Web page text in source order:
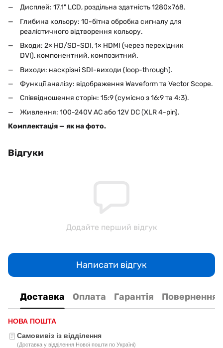
Дисплей: 17.1" LCD, роздільна здатність 1280x768.
Глибина кольору: 10-бітна обробка сигналу для
реалістичного відтворення кольору.
Входи: 2× HD/SD-SDI, 1× HDMI (через перехідник
DVI), компонентний, композитний.
Виходи: наскрізні SDI-виходи (loop-through).
Функції аналізу: відображення Waveform та Vector Scope.
Співвідношення сторін: 15:9 (сумісно з 16:9 та 4:3).
Живлення: 100-240V AC або 12V DC (XLR 4-pin).
Комплектація — як на фото.
Відгуки
Додайте перший відгук
Написати відгук
Доставка Оплата Гарантія Повернення
НОВА ПОШТА
Самовивіз із відділення
(Доставка у відділення Нової пошти по Україні)